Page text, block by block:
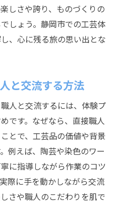
しさや誇り、ものづくりの
しょう。静岡市での工芸体
、心に残る旅の思い出とな
と交流する方法
人と交流するには、体験プ
です。なぜなら、直接職人
とで、工芸品の価値や背景
例えば、陶芸や染色のワー
に指導しながら作業のコツ
際に手を動かしながら交流
さや職人のこだわりを肌で